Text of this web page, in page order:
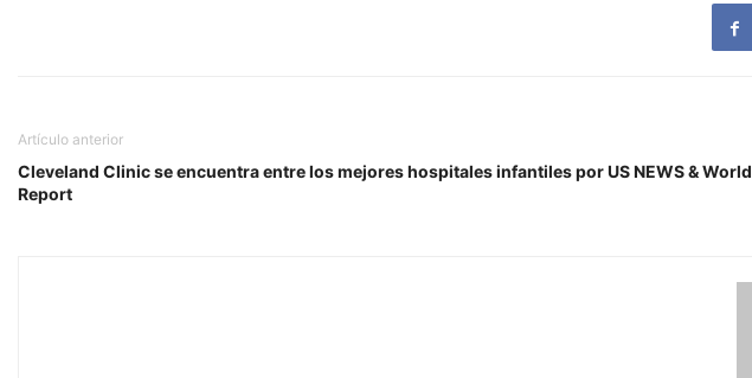
Artículo anterior
Cleveland Clinic se encuentra entre los mejores hospitales infantiles por US NEWS & World
Report